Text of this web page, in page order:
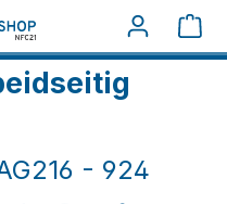
weiß & farbig
- 924